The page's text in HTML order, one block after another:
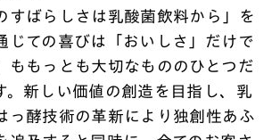
すばらしさは乳酸菌飲料から」を
じての喜びは「おいしさ」だけで
ももっとも大切なもののひとつだ
。新しい価値の創造を目指し、乳
っ酵技術の革新により独創性あふ